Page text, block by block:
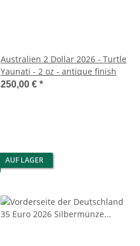
Australien 2 Dollar 2026 - Turtle
Yaunati - 2 oz - antique finish
250,00 € *
AUF LAGER